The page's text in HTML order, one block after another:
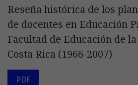
Reseña histórica de los
de docentes en Educación
Facultad de Educación de
Costa Rica (1966-2007)
PDF